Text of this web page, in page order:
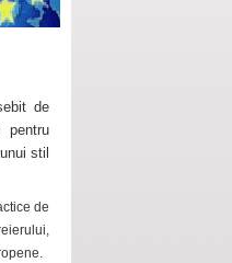
de
pentru
stil
de